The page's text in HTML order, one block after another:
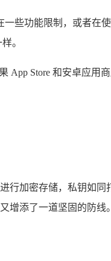
些功能限制，或者在
。
App Store 和安卓应用
行加密存储，私钥如同
增添了一道坚固的防线。